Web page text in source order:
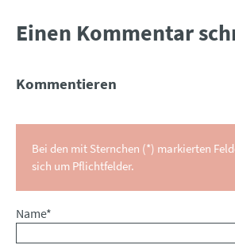
Einen Kommentar
Kommentieren
Bei den mit Sternchen (*) markierten
sich um Pflichtfelder.
Pflichtfeld
Name*